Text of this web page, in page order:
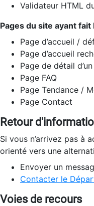
Validateur HTML
Pages du site ayant
Page d’accueil /
Page d’accueil
Page de détail
Page FAQ
Page Tendance /
Page Contact
Retour
Si vous n’arrivez pas à
orienté vers une
Envoyer un
Contacter le
Voies de recours